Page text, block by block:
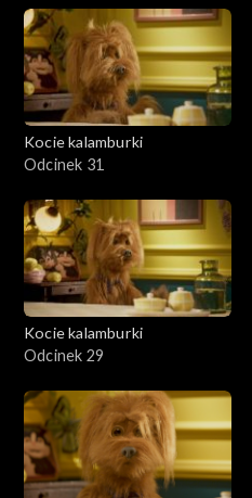
Kocie kalamburki
Odcinek 31
Kocie kalamburki
Odcinek 29